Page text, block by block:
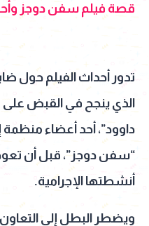
قصة فيلم سفن دوجز
تدور أحداث الفيلم حول
الذي ينجح في القبض على
داوود”، أحد أعضاء
“سفن دوجز”، قبل أن
أنشطتها الإجرامية.
ويضطر البطل إلى